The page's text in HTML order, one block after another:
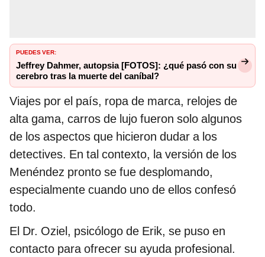
PUEDES VER:
Jeffrey Dahmer, autopsia [FOTOS]: ¿qué pasó con su
cerebro tras la muerte del caníbal?
Viajes por el país, ropa de marca, relojes de
alta gama, carros de lujo fueron solo algunos
de los aspectos que hicieron dudar a los
detectives. En tal contexto, la versión de los
Menéndez pronto se fue desplomando,
especialmente cuando uno de ellos confesó
todo.
El Dr. Oziel, psicólogo de Erik, se puso en
contacto para ofrecer su ayuda profesional.